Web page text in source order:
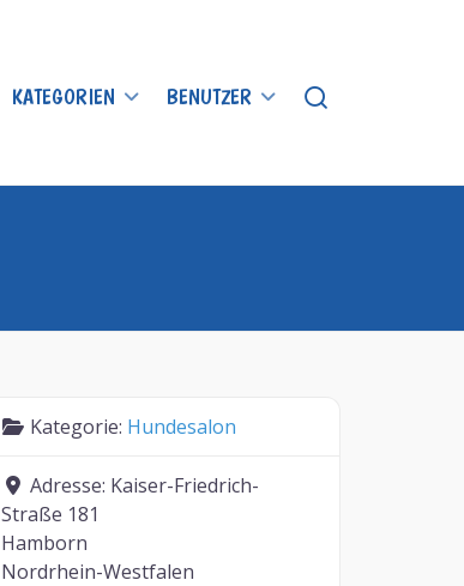
KATEGORIEN BENUTZER
Kategorie: Hundesalon
Adresse: Kaiser-Friedrich-
Straße 181
Hamborn
Nordrhein-Westfalen